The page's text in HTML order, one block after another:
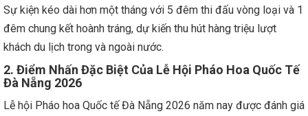
Sự kiện kéo dài hơn một tháng với 5 đêm thi đấu vòng loại và 1
đêm chung kết hoành tráng, dự kiến thu hút hàng triệu lượt
khách du lịch trong và ngoài nước.
2. Điểm Nhấn Đặc Biệt Của Lễ Hội Pháo Hoa Quốc Tế
Đà Nẵng 2026
Lễ hội Pháo hoa Quốc tế Đà Nẵng 2026 năm nay được đánh giá